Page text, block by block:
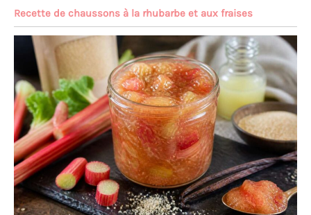
Recette de chaussons à la rhubarbe et aux fraises